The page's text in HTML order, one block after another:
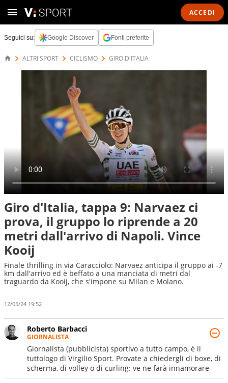
ACCEDI
Seguici su: Google Discover Fonti preferite
ALTRI SPORT CICLISMO GIRO D'ITALIA
Giro d'Italia, tappa 9: Narvaez ci
prova, il gruppo lo riprende a 20
metri dall'arrivo di Napoli. Vince
Kooij
Finale thrilling in via Caracciolo: Narvaez anticipa il gruppo ai -7
km dall'arrivo ed è beffato a una manciata di metri dal
traguardo da Kooij, che s'impone su Milan e Molano.
12/05/24 19:52
Roberto Barbacci
GIORNALISTA
Giornalista (pubblicista) sportivo a tutto campo, è il
tuttologo di Virgilio Sport. Provate a chiedergli di boxe, di
scherma, di volley o di curling: ve ne farà innamorare